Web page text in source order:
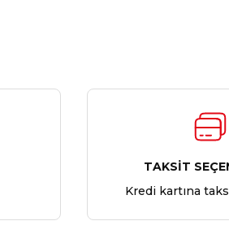
Yorum Yaz
Soru Sor
TAKSİT
Kredi kartına